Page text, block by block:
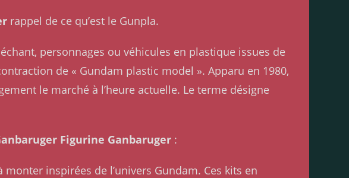
rappel de ce qu’est le Gunpla.
personnages ou véhicules en plastique issues de
de « Gundam plastic model ». Apparu en 1980,
le marché à l’heure actuelle. Le terme désigne
Figurine Ganbaruger :
inspirées de l’univers Gundam. Ces kits en